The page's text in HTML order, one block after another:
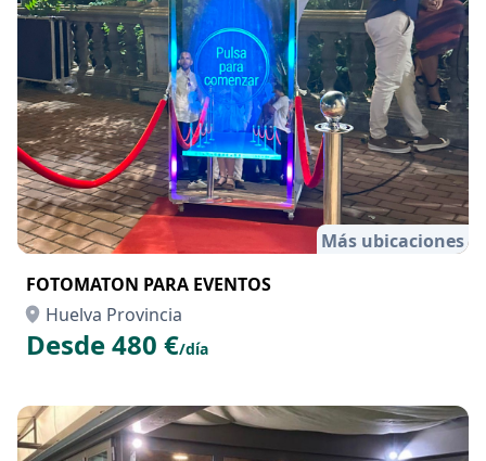
Más ubicaciones
FOTOMATON PARA EVENTOS
Huelva Provincia
Desde 480 €/día